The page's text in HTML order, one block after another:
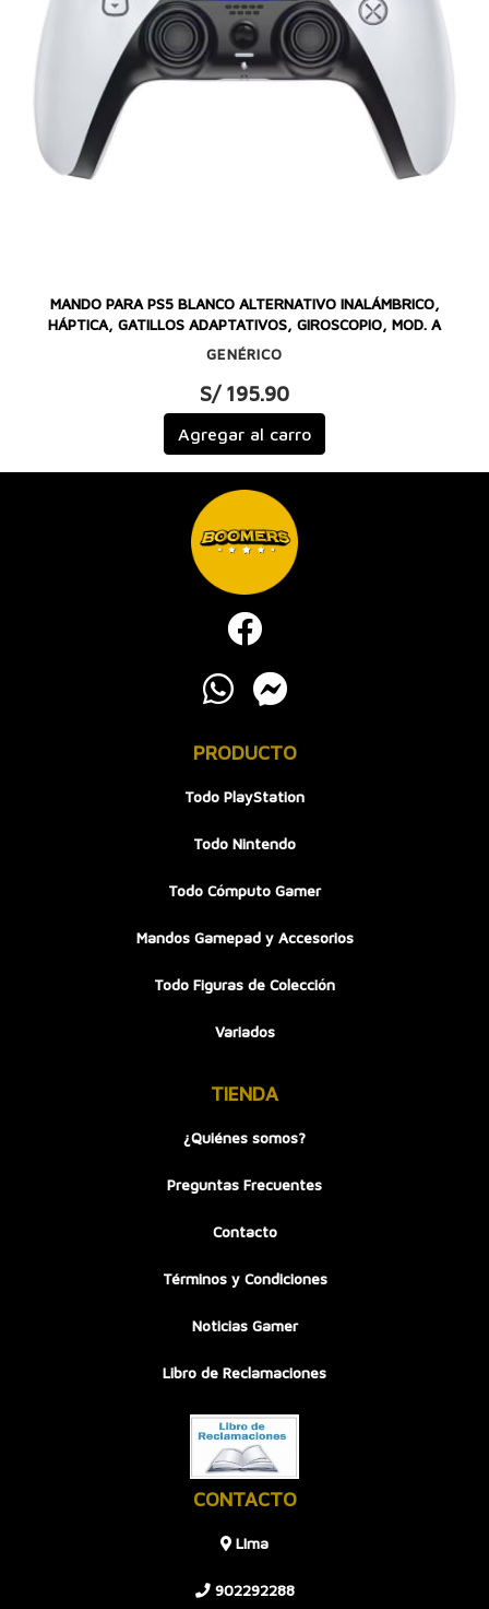
MANDO PARA PS5 BLANCO ALTERNATIVO INALÁMBRICO,
HÁPTICA, GATILLOS ADAPTATIVOS, GIROSCOPIO, MOD. A
GENÉRICO
S/ 195.90
Agregar al carro
PRODUCTO
Todo PlayStation
Todo Nintendo
Todo Cómputo Gamer
Mandos Gamepad y Accesorios
Todo Figuras de Colección
Variados
TIENDA
¿Quiénes somos?
Preguntas Frecuentes
Contacto
Términos y Condiciones
Noticias Gamer
Libro de Reclamaciones
CONTACTO
LIma
902292288